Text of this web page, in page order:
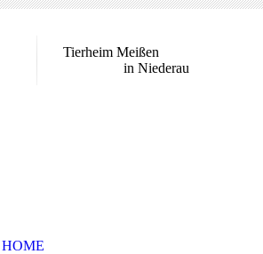
Tierheim Meißen
in Niederau
HOME